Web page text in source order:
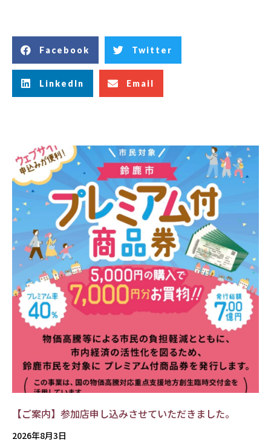
Facebook Twitter
LinkedIn Email
【ご案内】参加店申し込みさせていただきました。
2026年8月3日